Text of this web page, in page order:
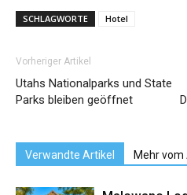
SCHLAGWORTE Hotel
Vorheriger Artikel
Utahs Nationalparks und State
Parks bleiben geöffnet
Verwandte Artikel Mehr